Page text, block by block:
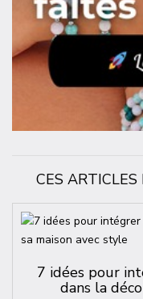
CES
7 idées pour
dans la